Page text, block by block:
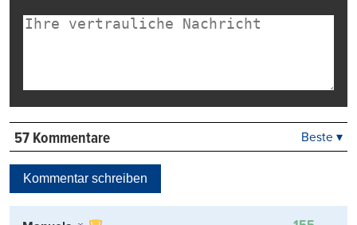
57 Kommentare
Kontrovers
Beste ▾
Kommentar schreiben